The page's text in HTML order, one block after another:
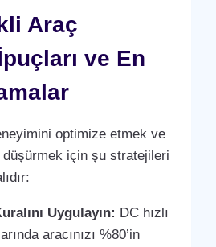
Araç
ve En
optimize etmek ve
için şu stratejileri
Uygulayın: DC hızlı
aracınızı %80’in